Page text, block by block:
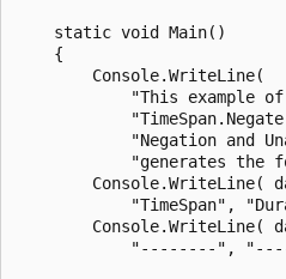
    static void Main()
    {
        Console.WriteLine(
"This example
"Negation and
"generates the
Console.WriteLine(
"TimeSpan",
Console.WriteLine(
"--------",